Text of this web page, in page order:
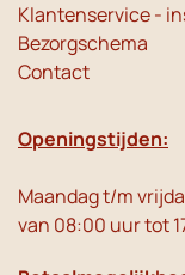
Klantenservice -
Bezorgschema
Contact
Openingstijden:
Maandag t/m
van 08:00 uur tot